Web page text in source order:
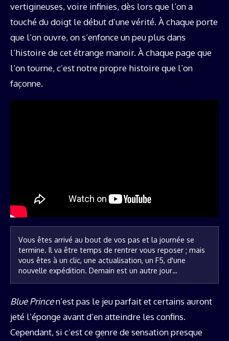
vertigineuses, voire infinies, dès lors que l’on a
touché du doigt le début d’une vérité. À chaque porte
que l’on ouvre, on s’enfonce un peu plus dans
l’histoire de cet étrange manoir. À chaque page que
l’on tourne, c’est notre propre histoire que l’on
façonne.
Vous êtes arrivé au bout de vos pas et la journée se
termine. Il va être temps de rentrer vous reposer ; mais
vous êtes à un clic, une actualisation, un F5, d'une
nouvelle expédition. Demain est un autre jour…
Blue Princen’est pas le jeu parfait et certains auront
jeté l’éponge avant d’en atteindre les confins.
Cependant, si c’est ce genre de sensation presque